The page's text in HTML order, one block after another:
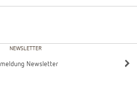
NEWSLETTER
Newsletter